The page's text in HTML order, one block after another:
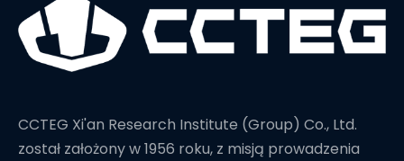
CCTEG Xi'an Research Institute (Group) Co., Ltd.
został założony w 1956 roku, z misją prowadzenia